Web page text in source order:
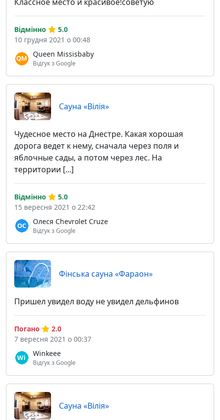
Queen Missisbaby
Відгук з Google
Відмінно
5.0
10 грудня 2021 о 00:48
Сауна «Вілія»
Чудесное место на Днестре. Какая хорошая
дорога ведет к нему, сначала через поля и
яблочные сады, а потом через лес. На
территории [...]
Олеся Chevrolet Cruze
Відгук з Google
Відмінно
5.0
15 вересня 2021 о 22:42
Фінська сауна «Фараон»
Пришел увидел воду не увидел дельфинов
Winkeee
Відгук з Google
Погано
2.0
7 вересня 2021 о 00:37
Сауна «Вілія»